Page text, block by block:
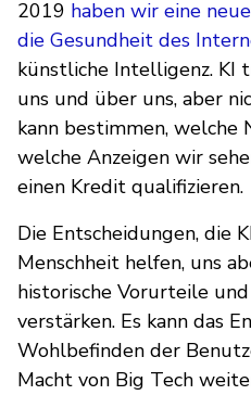
2019 haben wir eine
die Gesundheit des
künstliche Intelligenz. KI
uns und über uns, aber
kann bestimmen, welche
welche Anzeigen wir
einen Kredit qualifizieren.
Die Entscheidungen, die
Menschheit helfen, uns
historische Vorurteile
verstärken. Es kann das
Wohlbefinden der
Macht von Big Tech